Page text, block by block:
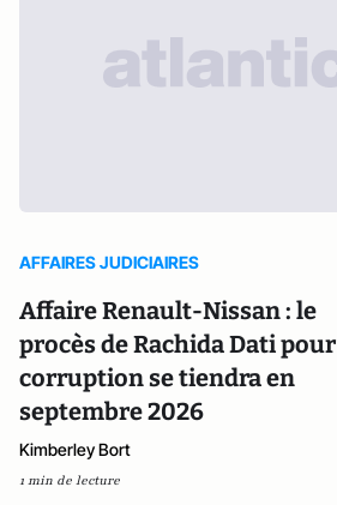
AFFAIRES JUDICIAIRES
Affaire Renault-Nissan : le
procès de Rachida Dati pour
corruption se tiendra en
septembre 2026
Kimberley Bort
1 min de lecture